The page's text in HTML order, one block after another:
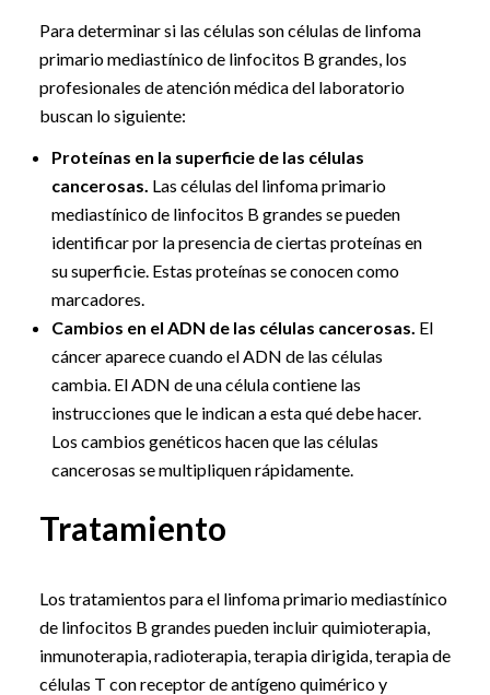
Para determinar si las células son células de linfoma
primario mediastínico de linfocitos B grandes, los
profesionales de atención médica del laboratorio
buscan lo siguiente:
Proteínas en la superficie de las células
cancerosas. Las células del linfoma primario
mediastínico de linfocitos B grandes se pueden
identificar por la presencia de ciertas proteínas en
su superficie. Estas proteínas se conocen como
marcadores.
Cambios en el ADN de las células cancerosas. El
cáncer aparece cuando el ADN de las células
cambia. El ADN de una célula contiene las
instrucciones que le indican a esta qué debe hacer.
Los cambios genéticos hacen que las células
cancerosas se multipliquen rápidamente.
Tratamiento
Los tratamientos para el linfoma primario mediastínico
de linfocitos B grandes pueden incluir quimioterapia,
inmunoterapia, radioterapia, terapia dirigida, terapia de
células T con receptor de antígeno quimérico y